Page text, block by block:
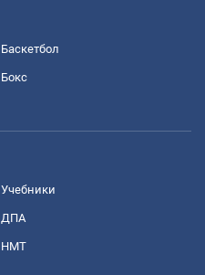
Баскетбол
Бокс
Учебники
ДПА
НМТ